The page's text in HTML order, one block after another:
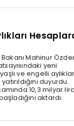
Mahinur
yeni
ve engelli
duyurdu.
10,3 milyar lira
aktardı.